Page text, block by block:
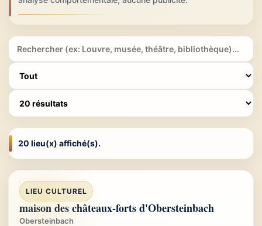
20 lieu(x) affiché(s).
LIEU CULTUREL
maison des châteaux-forts d'Obersteinbach
Obersteinbach